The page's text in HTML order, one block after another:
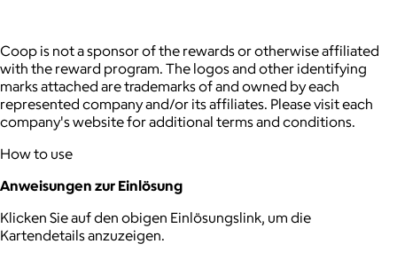
Coop is not a sponsor of the rewards or otherwise affiliated
with the reward program. The logos and other identifying
marks attached are trademarks of and owned by each
represented company and/or its affiliates. Please visit each
company's website for additional terms and conditions.
How to use
Anweisungen zur Einlösung
Klicken Sie auf den obigen Einlösungslink, um die
Kartendetails anzuzeigen.